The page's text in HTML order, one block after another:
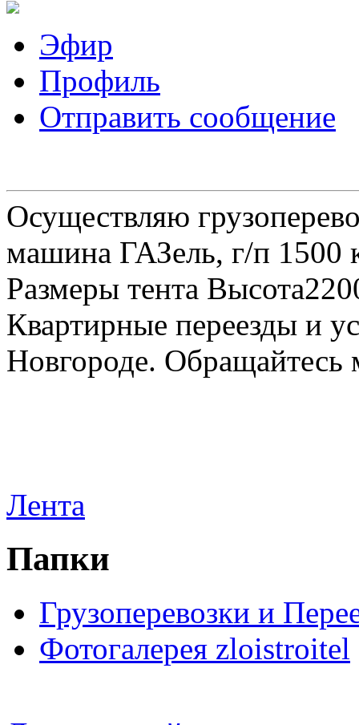
Эфир
Профиль
Отправить сообщение
Осуществляю
машина ГАЗель, г/п 1500
Размеры тента
Квартирные переезды и
Новгороде.
Лента
Папки
Грузоперевозки и
Фотогалерея zloistroitel